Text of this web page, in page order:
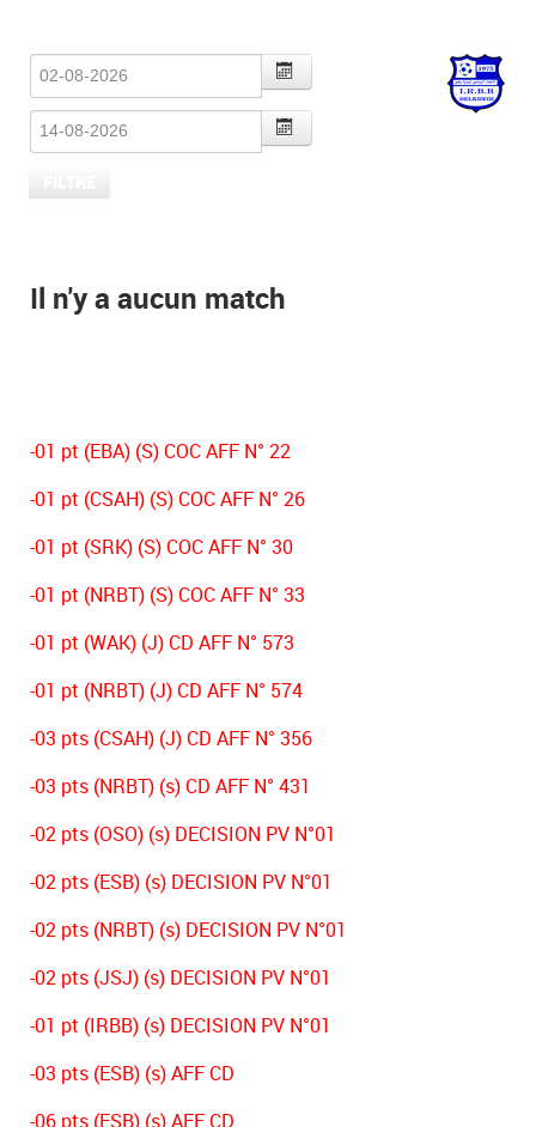
Il n'y a aucun match
-01 pt (EBA) (S) COC AFF N° 22
-01 pt (CSAH) (S) COC AFF N° 26
-01 pt (SRK) (S) COC AFF N° 30
-01 pt (NRBT) (S) COC AFF N° 33
-01 pt (WAK) (J) CD AFF N° 573
-01 pt (NRBT) (J) CD AFF N° 574
-03 pts (CSAH) (J) CD AFF N° 356
-03 pts (NRBT) (s) CD AFF N° 431
-02 pts (OSO) (s) DECISION PV N°01
-02 pts (ESB) (s) DECISION PV N°01
-02 pts (NRBT) (s) DECISION PV N°01
-02 pts (JSJ) (s) DECISION PV N°01
-01 pt (IRBB) (s) DECISION PV N°01
-03 pts (ESB) (s) AFF CD
-06 pts (ESB) (s) AFF CD